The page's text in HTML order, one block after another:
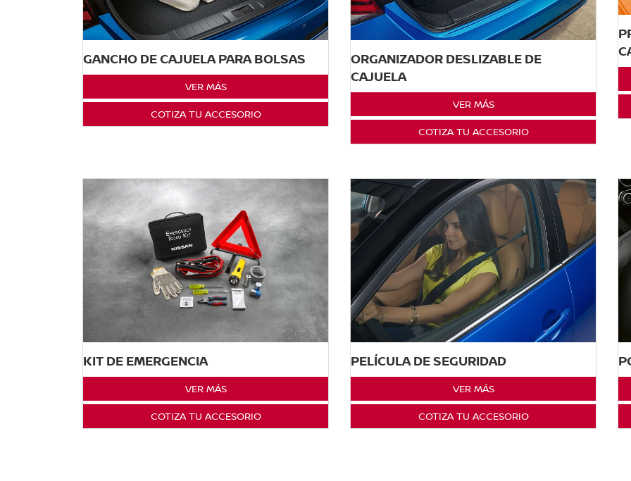
GANCHO DE CAJUELA PARA BOLSAS
VER MÁS
COTIZA TU ACCESORIO
ORGANIZADOR DESLIZABLE DE
CAJUELA
VER MÁS
COTIZA TU ACCESORIO
KIT DE EMERGENCIA
VER MÁS
COTIZA TU ACCESORIO
PELÍCULA DE SEGURIDAD
VER MÁS
COTIZA TU ACCESORIO